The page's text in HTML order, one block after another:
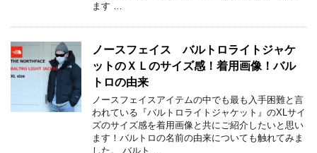
ます …
ノースフェイス バルトロライトジャケ
ットのＸＬのサイズ感！着用画像！バル
トロの由来
ノースフェイスアイテムの中でも最も入手困難と言
われている『バルトロライトジャケット』のXLサイ
ズのサイズ感を着用画像と共にご紹介したいと思い
ます！バルトロの名前の由来についても触れてみま
した。 バルト …